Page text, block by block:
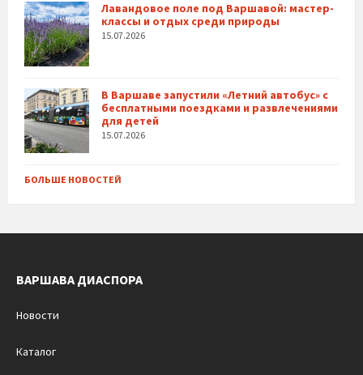
Лавандовое поле под Варшавой: мастер-
классы и отдых среди природы
15.07.2026
В Варшаве запустили «Летний автобус» с
бесплатными поездками и развлечениями
для детей
15.07.2026
БОЛЬШЕ НОВОСТЕЙ
ВАРШАВА ДИАСПОРА
Новости
Каталог